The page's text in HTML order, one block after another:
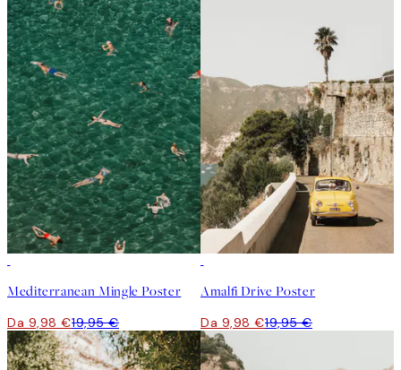
Mediterranean Mingle Poster
Da 9,98 €19,95 €
Amalfi Drive Poster
Da 9,98 €19,95 €